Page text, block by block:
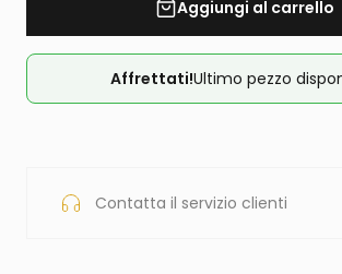
Aggiungi al carrello
Affrettati!Ultimo pezzo
Contatta il servizio clienti